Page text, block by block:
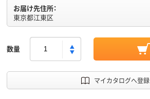
お届け先住所：
東京都江東区
数量
マイカタログへ登録